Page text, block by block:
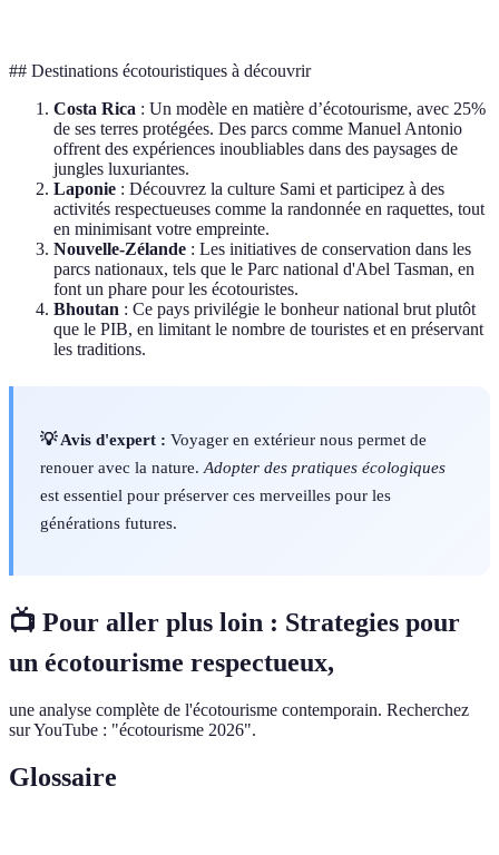
## Destinations écotouristiques à découvrir
Costa Rica : Un modèle en matière d’écotourisme, avec 25%
de ses terres protégées. Des parcs comme Manuel Antonio
offrent des expériences inoubliables dans des paysages de
jungles luxuriantes.
Laponie : Découvrez la culture Sami et participez à des
activités respectueuses comme la randonnée en raquettes, tout
en minimisant votre empreinte.
Nouvelle-Zélande : Les initiatives de conservation dans les
parcs nationaux, tels que le Parc national d'Abel Tasman, en
font un phare pour les écotouristes.
Bhoutan : Ce pays privilégie le bonheur national brut plutôt
que le PIB, en limitant le nombre de touristes et en préservant
les traditions.
💡 Avis d'expert : Voyager en extérieur nous permet de
renouer avec la nature. Adopter des pratiques écologiques
est essentiel pour préserver ces merveilles pour les
générations futures.
📺 Pour aller plus loin : Strategies pour
un écotourisme respectueux,
une analyse complète de l'écotourisme contemporain. Recherchez
sur YouTube : "écotourisme 2026".
Glossaire